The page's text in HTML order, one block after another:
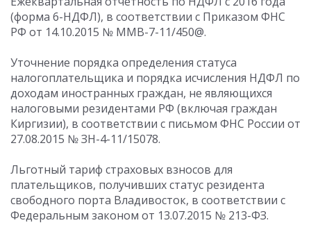
(форма 6-НДФЛ), в соответствии с Приказом ФНС
РФ от 14.10.2015 № ММВ-7-11/450@.
Уточнение порядка определения статуса
налогоплательщика и порядка исчисления НДФЛ по
доходам иностранных граждан, не являющихся
налоговыми резидентами РФ (включая граждан
Киргизии), в соответствии с письмом ФНС России от
27.08.2015 № ЗН-4-11/15078.
Льготный тариф страховых взносов для
плательщиков, получивших статус резидента
свободного порта Владивосток, в соответствии с
Федеральным законом от 13.07.2015 № 213-ФЗ.